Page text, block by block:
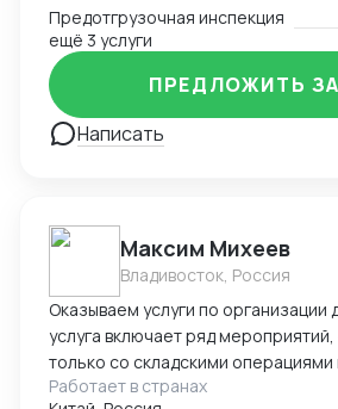
Предотгрузочная инспекция
ещё 3 услуги
Написать
ПРЕДЛОЖИТЬ
Максим Михеев
Владивосток, Россия
Оказываем услуги по организации
услуга включает ряд
только со складскими
сопровождением. В нее также
Работает в странах